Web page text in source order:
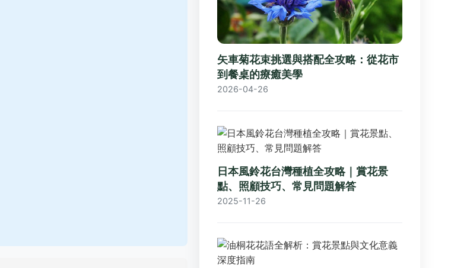
矢車菊花束挑選與搭配全攻略：從花市
到餐桌的療癒美學
2026-04-26
日本風鈴花台灣種植全攻略｜賞花景
點、照顧技巧、常見問題解答
2025-11-26